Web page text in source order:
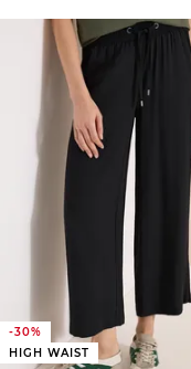
-30%
HIGH WAIST